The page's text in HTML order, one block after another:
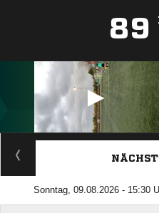
89
Sonntag, 09.08.2026 - 15:30